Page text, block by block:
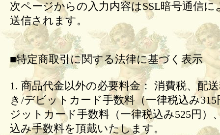
次ページからの入力内容はSSL暗号通信に
送信されます。
■特定商取引に関する法律に基づく表示
1. 商品代金以外の必要料金： 消費税、配
き/デビットカード手数料（一律税込み
ジットカード手数料（一律税込み525円）
込み手数料を頂戴いたします。